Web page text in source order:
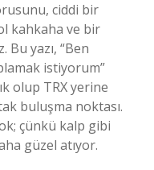
ciddi bir
kahkaha ve bir
yazı, “Ben
istiyorum”
olup TRX yerine
buluşma noktası.
çünkü kalp gibi
güzel atıyor.